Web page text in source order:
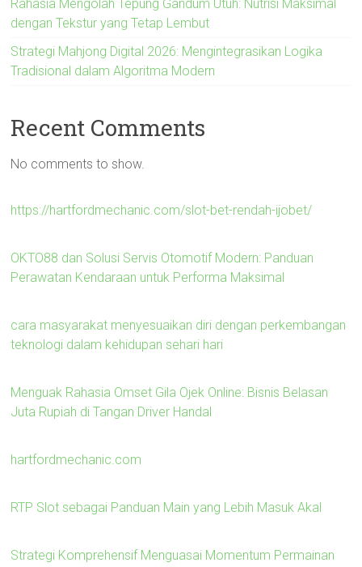
Rahasia Mengolah Tepung Gandum Utuh: Nutrisi Maksimal
dengan Tekstur yang Tetap Lembut
Strategi Mahjong Digital 2026: Mengintegrasikan Logika
Tradisional dalam Algoritma Modern
Recent Comments
No comments to show.
https://hartfordmechanic.com/slot-bet-rendah-ijobet/
OKTO88 dan Solusi Servis Otomotif Modern: Panduan
Perawatan Kendaraan untuk Performa Maksimal
cara masyarakat menyesuaikan diri dengan perkembangan
teknologi dalam kehidupan sehari hari
Menguak Rahasia Omset Gila Ojek Online: Bisnis Belasan
Juta Rupiah di Tangan Driver Handal
hartfordmechanic.com
RTP Slot sebagai Panduan Main yang Lebih Masuk Akal
Strategi Komprehensif Menguasai Momentum Permainan